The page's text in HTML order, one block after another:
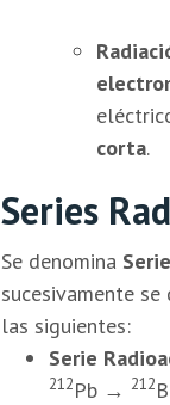
corta.
Series
Se denomina
sucesivamente
las siguientes:
Serie
212Pb → 212